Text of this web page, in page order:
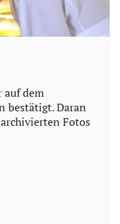
auf dem
bestätigt. Daran
Fotos